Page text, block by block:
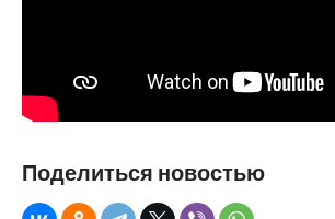
Поделиться новостью